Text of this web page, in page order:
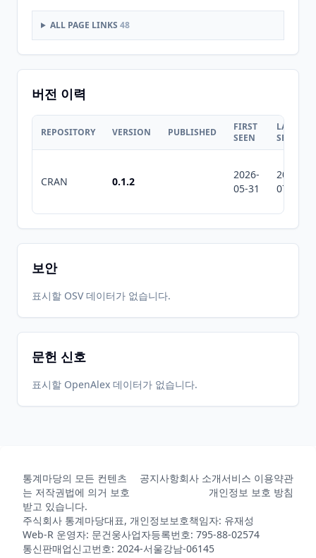
ALL PAGE LINKS 48
버전 이력
REPOSITORY VERSION PUBLISHED
FIRST
SEEN
LAST
SEEN
CRAN 0.1.2
2026-
05-31
2026-
07-10
보안
표시할 OSV 데이터가 없습니다.
문헌 신호
표시할 OpenAlex 데이터가 없습니다.
통계마당의 모든 컨텐츠
는 저작권법에 의거 보호
받고 있습니다.
공지사항회사 소개서비스 이용약관
개인정보 보호 방침
주식회사 통계마당대표, 개인정보보호책임자: 유재성
Web-R 운영자: 문건웅사업자등록번호: 795-88-02574
통신판매업신고번호: 2024-서울강남-06145